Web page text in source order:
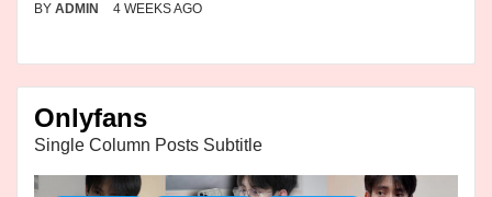
BY ADMIN 4 WEEKS AGO
Onlyfans
Single Column Posts Subtitle